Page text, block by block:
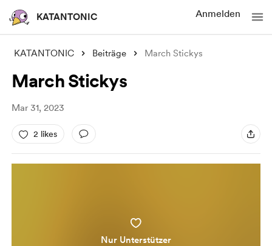
KATANTONIC Anmelden
KATANTONIC Beiträge March Stickys
March Stickys
Mar 31, 2023
2 likes
Nur Unterstützer